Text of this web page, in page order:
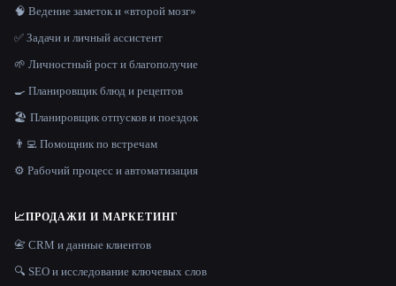
🧠 Ведение заметок и «второй мозг»
✅ Задачи и личный ассистент
🌱 Личностный рост и благополучие
🍳 Планировщик блюд и рецептов
🏖 Планировщик отпусков и поездок
👨‍💻 Помощник по встречам
⚙️ Рабочий процесс и автоматизация
📈ПРОДАЖИ И МАРКЕТИНГ
📇 CRM и данные клиентов
🔍 SEO и исследование ключевых слов